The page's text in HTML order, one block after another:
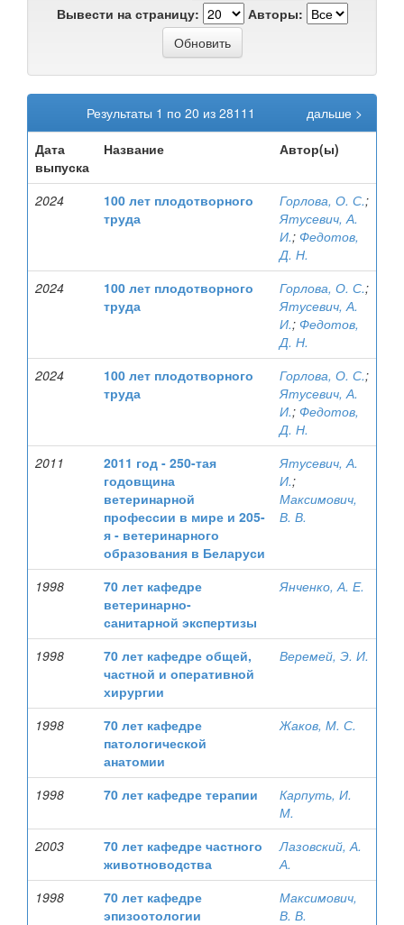
Вывести на страницу:
Авторы:
Результаты 1 по 20 из 28111
дальше >
Дата
выпуска
Название Автор(ы)
2024
100 лет плодотворного
труда
Горлова, О. С.;
Ятусевич, А.
И.; Федотов,
Д. Н.
2024
100 лет плодотворного
труда
Горлова, О. С.;
Ятусевич, А.
И.; Федотов,
Д. Н.
2024
100 лет плодотворного
труда
Горлова, О. С.;
Ятусевич, А.
И.; Федотов,
Д. Н.
2011
2011 год - 250-тая
годовщина
ветеринарной
профессии в мире и 205-
я - ветеринарного
образования в Беларуси
Ятусевич, А.
И.;
Максимович,
В. В.
1998
70 лет кафедре
ветеринарно-
санитарной экспертизы
Янченко, А. Е.
1998
70 лет кафедре общей,
частной и оперативной
хирургии
Веремей, Э. И.
1998
70 лет кафедре
патологической
анатомии
Жаков, М. С.
1998 70 лет кафедре терапии
Карпуть, И.
М.
2003
70 лет кафедре частного
животноводства
Лазовский, А.
А.
1998
70 лет кафедре
эпизоотологии
Максимович,
В. В.